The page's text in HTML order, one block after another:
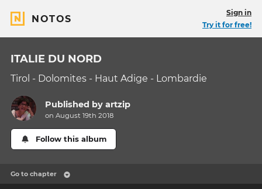
NOTOS
Sign in
Try it for free!
ITALIE DU NORD
Tirol - Dolomites - Haut Adige - Lombardie
Published byartzip
on August 19th 2018
Follow this album
Go to chapter